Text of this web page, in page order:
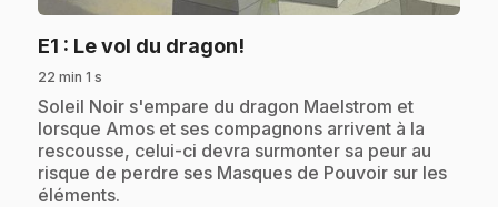
E1 : Le vol du dragon!
22 min 1 s
.Soleil Noir s'empare du dragon Maelstrom et
lorsque Amos et ses compagnons arrivent à la
rescousse, celui-ci devra surmonter sa peur au
risque de perdre ses Masques de Pouvoir sur les
éléments.